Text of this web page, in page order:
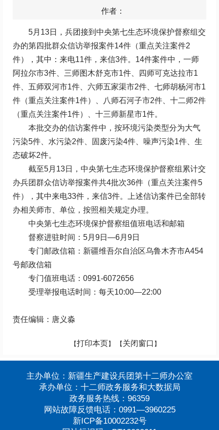
作者：
5月13日，兵团接到中央第七生态环境保护督察组交
办的第四批群众信访举报案件14件（重点关注案件2
件），其中：来电11件，来信3件。14件案件中，一师
阿拉尔市3件、三师图木舒克市1件、四师可克达拉市1
件、五师双河市1件、六师五家渠市2件、七师胡杨河市1
件（重点关注案件1件）、八师石河子市2件、十二师2件
（重点关注案件1件）、十三师新星市1件。
本批交办的信访案件中，按环境污染类型分为大气
污染5件、水污染2件、固废污染4件、噪声污染1件、生
态破坏2件。
截至5月13日，中央第七生态环境保护督察组累计交
办兵团群众信访举报案件共4批次36件（重点关注案件5
件），其中来电33件，来信3件。上述信访案件已全部转
办相关师市、单位，按照相关规定办理。
中央第七生态环境保护督察组值班电话和邮箱
督察进驻时间：5月9日—6月9日
专门邮政信箱：新疆维吾尔自治区乌鲁木齐市A454
号邮政信箱
专门值班电话：0991-6072656
受理举报电话时间：每天10:00—22:00
责任编辑：唐义淼
【打印本页】 【关闭窗口 】
主办单位：新疆生产建设兵团第十二师办公室
承办单位：十二师政务服务和大数据局
政务服务热线：96359
网站故障反馈电话：0991—3960225
新ICP备10002232号